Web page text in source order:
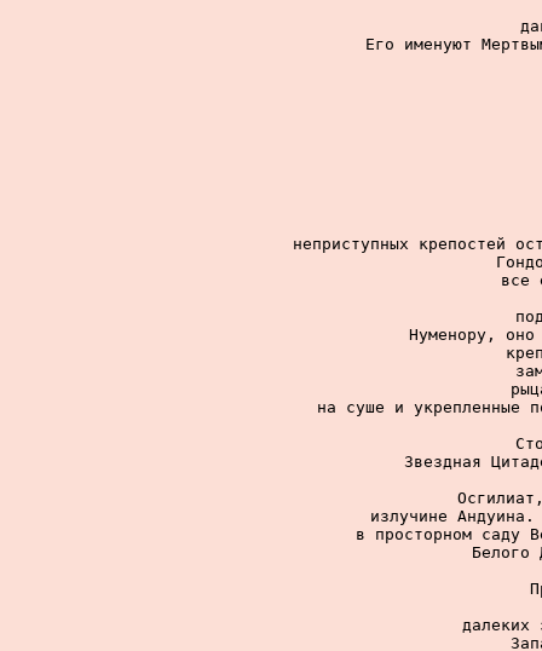
Его именуют
неприступных крепостей
все
Нуменору, оно
на суше и укрепленные
Звездная
излучине
в просторном саду
Белого
далеких